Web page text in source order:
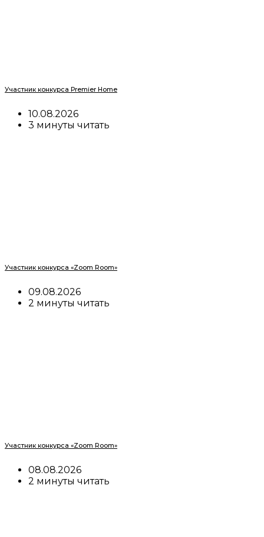
Участник конкурса Premier Home
10.08.2026
3 минуты читать
Участник конкурса «Zoom Room»
09.08.2026
2 минуты читать
Участник конкурса «Zoom Room»
08.08.2026
2 минуты читать